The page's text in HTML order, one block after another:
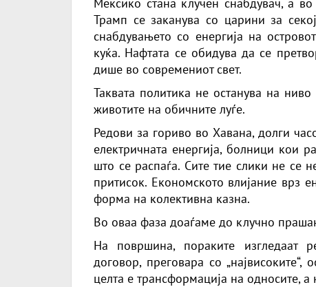
Трамп се заканува со царини за
снабдувањето со енергија на
куќа. Нафтата се обидува да се
дише во современиот свет.
Таквата политика не останува на ниво
животите на обичните луѓе.
Редови за гориво во Хавана, долги
електричната енергија, болници кои
што се распаѓа. Сите тие слики не се
притисок. Економското влијание врз
форма на колективна казна.
Во оваа фаза доаѓаме до клучно
На површина, пораките изгледаат
договор, преговара со
целта е трансформација на односите, а